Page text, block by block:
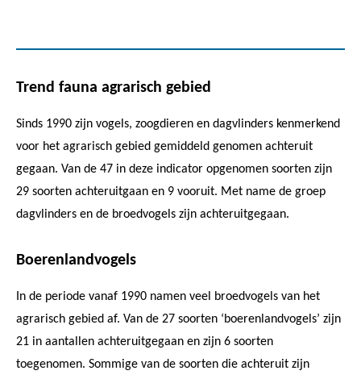
Trend fauna agrarisch gebied
Sinds 1990 zijn vogels, zoogdieren en dagvlinders kenmerkend
voor het agrarisch gebied gemiddeld genomen achteruit
gegaan. Van de 47 in deze indicator opgenomen soorten zijn
29 soorten achteruitgaan en 9 vooruit. Met name de groep
dagvlinders en de broedvogels zijn achteruitgegaan.
Boerenlandvogels
In de periode vanaf 1990 namen veel broedvogels van het
agrarisch gebied af. Van de 27 soorten ‘boerenlandvogels’ zijn
21 in aantallen achteruitgegaan en zijn 6 soorten
toegenomen. Sommige van de soorten die achteruit zijn